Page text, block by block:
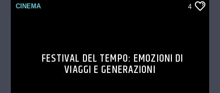
CINEMA 4
FESTIVAL DEL TEMPO: EMOZIONI DI
VIAGGI E GENERAZIONI